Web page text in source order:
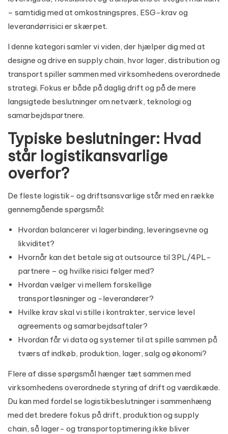
– samtidig med at omkostningspres, ESG-krav og
leverandør­risici er skærpet.
I denne kategori samler vi viden, der hjælper dig med at
designe og drive en supply chain, hvor lager, distribution og
transport spiller sammen med virksomhedens overordnede
strategi. Fokus er både på daglig drift og på de mere
langsigtede beslutninger om netværk, teknologi og
samarbejdspartnere.
Typiske beslutninger: Hvad
står logistikansvarlige
overfor?
De fleste logistik- og driftsansvarlige står med en række
gennemgående spørgsmål:
Hvordan balancerer vi lagerbinding, leveringsevne og
likviditet?
Hvornår kan det betale sig at outsource til 3PL/4PL-
partnere – og hvilke risici følger med?
Hvordan vælger vi mellem forskellige
transportløsninger og -leverandører?
Hvilke krav skal vi stille i kontrakter, service level
agreements og samarbejdsaftaler?
Hvordan får vi data og systemer til at spille sammen på
tværs af indkøb, produktion, lager, salg og økonomi?
Flere af disse spørgsmål hænger tæt sammen med
virksomhedens overordnede styring af drift og værdikæde.
Du kan med fordel se logistikbeslutninger i sammenhæng
med det bredere fokus pådrift, produktion og supply
chain, så lager- og transportoptimering ikke bliver